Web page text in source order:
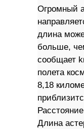
Огромный
длина
больше,
сообщает
полета
8,18
Длина